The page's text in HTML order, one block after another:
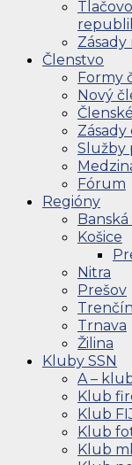
Členstvo
Formy
Nový
Služby
Fórum
Regióny
Košice
Nitra
Prešov
Trenčín
Trnava
Žilina
Kluby SSN
A –
Klub
Klub
Klub
Klub